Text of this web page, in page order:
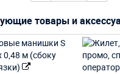
товары и
манишки S
0,48 м (сбоку